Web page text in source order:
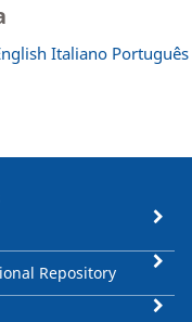
Italiano
Repository